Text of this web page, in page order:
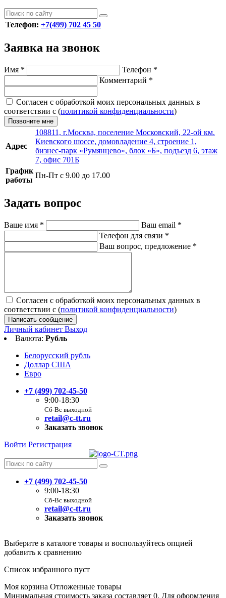
Телефон: +7(499) 702 45 50
Заявка на звонок
Имя * Телефон *
Комментарий *
Согласен с обработкой моих персональных данных в
соответствии с (политикой конфиденциальности)
Позвоните мне
Адрес
108811, г.Москва, поселение Московский, 22-ой км.
Киевского шоссе, домовладение 4, строение 1,
бизнес-парк «Румянцево», блок «Б», подъезд 6, этаж
7, офис 701Б
График
работы
Пн-Пт с 9.00 до 17.00
Задать вопрос
Ваше имя * Ваш email *
Телефон для связи *
Ваш вопрос, предложение *
Согласен с обработкой моих персональных данных в
соответствии с (политикой конфиденциальности)
Написать сообщение
Личный кабинет Выход
Валюта: Рубль
Белорусский рубль
Доллар США
Евро
+7 (499) 702-45-50
9:00-18:30
Сб-Вс выходной
retail@c-tt.ru
Заказать звонок
Войти Регистрация
+7 (499) 702-45-50
9:00-18:30
Сб-Вс выходной
retail@c-tt.ru
Заказать звонок
Выберите в каталоге товары и воспользуйтесь опцией
добавить к сравнению
Список избранного пуст
Моя корзина Отложенные товары
Минимальная стоимость заказа составляет 0. Для оформления